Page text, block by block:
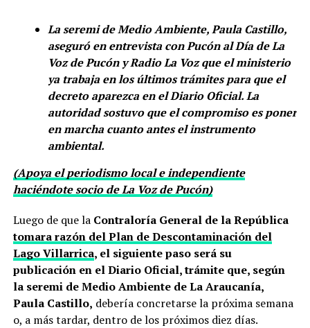
La seremi de Medio Ambiente, Paula Castillo,
aseguró en entrevista con Pucón al Día de La
Voz de Pucón y Radio La Voz que el ministerio
ya trabaja en los últimos trámites para que el
decreto aparezca en el Diario Oficial. La
autoridad sostuvo que el compromiso es poner
en marcha cuanto antes el instrumento
ambiental.
(Apoya el periodismo local e independiente
haciéndote socio de La Voz de Pucón)
Luego de que la Contraloría General de la República
tomara razón del Plan de Descontaminación del
Lago Villarrica, el siguiente paso será su
publicación en el Diario Oficial, trámite que, según
la seremi de Medio Ambiente de La Araucanía,
Paula Castillo, debería concretarse la próxima semana
o, a más tardar, dentro de los próximos diez días.